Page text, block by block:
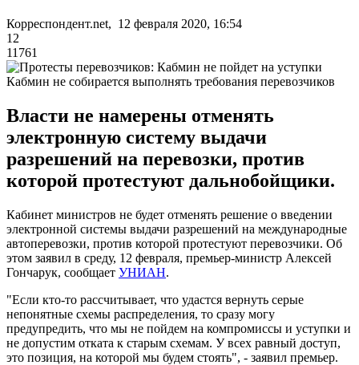
Корреспондент.net, 12 февраля 2020, 16:54
12
11761
Кабмин не собирается выполнять требования перевозчиков
Власти не намерены отменять
электронную систему выдачи
разрешений на перевозки, против
которой протестуют дальнобойщики.
Кабинет министров не будет отменять решение о введении
электронной системы выдачи разрешений на международные
автоперевозки, против которой протестуют перевозчики. Об
этом заявил в среду, 12 февраля, премьер-министр Алексей
Гончарук, сообщает УНИАН.
"Если кто-то рассчитывает, что удастся вернуть серые
непонятные схемы распределения, то сразу могу
предупредить, что мы не пойдем на компромиссы и уступки и
не допустим отката к старым схемам. У всех равный доступ,
это позиция, на которой мы будем стоять", - заявил премьер.